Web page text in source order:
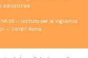
89050796
– Istituto per la Vigilanza
– 00187 Roma.